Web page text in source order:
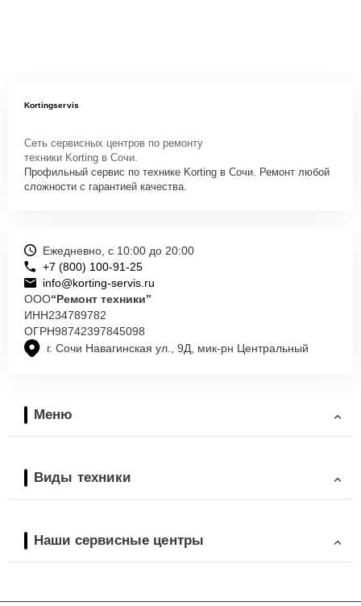
Kortingservis
Сеть сервисных центров по ремонту
техники Korting в Сочи.
Профильный сервис по технике Korting в Сочи. Ремонт любой
сложности с гарантией качества.
г. Сочи Навагинская ул., 9Д, мик-рн Центральный
Ежедневно, с 10:00 до 20:00
+7 (800) 100-91-25
info@korting-servis.ru
ООО“Ремонт техники”
ИНН234789782
ОГРН98742397845098
Меню
Виды техники
Наши сервисные центры